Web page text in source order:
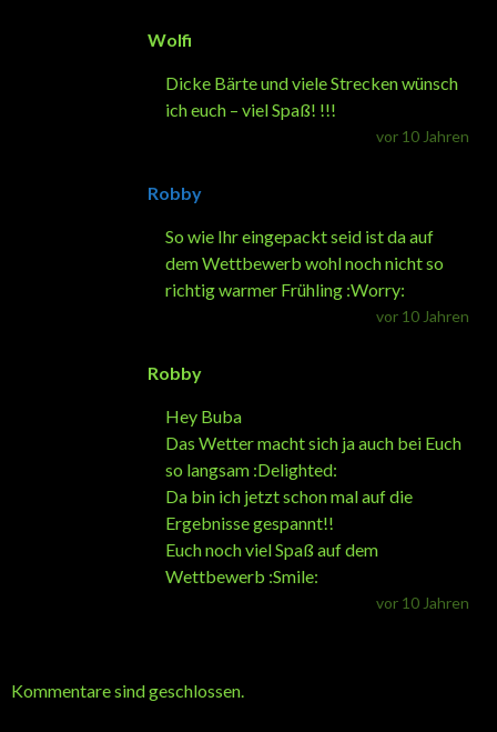
Wolfi
vor 10 Jahren
Dicke Bärte und viele Strecken wünsch
ich euch – viel Spaß! !!!
Robby
vor 10 Jahren
So wie Ihr eingepackt seid ist da auf
dem Wettbewerb wohl noch nicht so
richtig warmer Frühling :Worry:
Robby
vor 10 Jahren
Hey Buba
Das Wetter macht sich ja auch bei Euch
so langsam :Delighted:
Da bin ich jetzt schon mal auf die
Ergebnisse gespannt!!
Euch noch viel Spaß auf dem
Wettbewerb :Smile:
Kommentare sind geschlossen.